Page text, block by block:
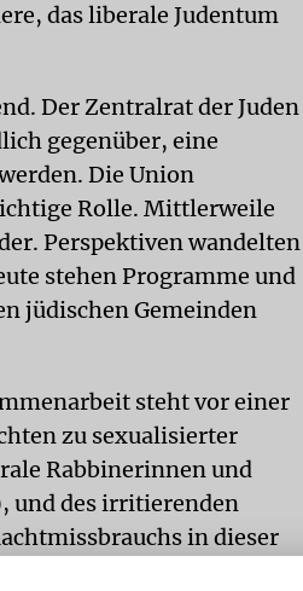
das liberale Judentum
Der Zentralrat der Juden
gegenüber, eine
Die Union
Rolle. Mittlerweile
Perspektiven wandelten
stehen Programme und
jüdischen Gemeinden
steht vor einer
zu sexualisierter
Rabbinerinnen und
und des irritierenden
in dieser